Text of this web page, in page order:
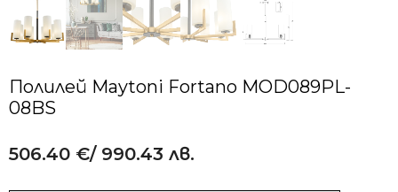
Полилей Maytoni Fortano MOD089PL-
08BS
506.40 €/ 990.43 лв.